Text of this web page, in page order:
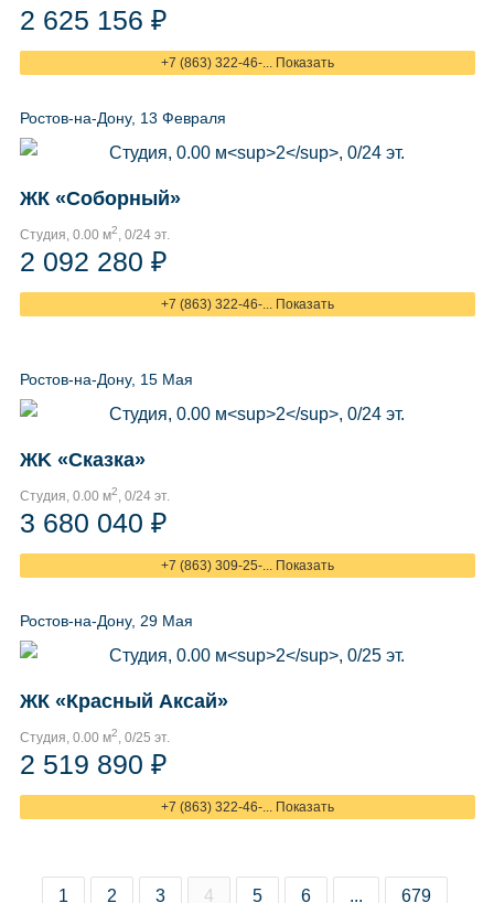
2 625 156 ₽
+7 (863) 322-46-... Показать
Ростов-на-Дону, 13 Февраля
ЖК «Соборный»
Студия, 0.00 м2, 0/24 эт.
2 092 280 ₽
+7 (863) 322-46-... Показать
Ростов-на-Дону, 15 Мая
ЖK «Сказка»
Студия, 0.00 м2, 0/24 эт.
3 680 040 ₽
+7 (863) 309-25-... Показать
Ростов-на-Дону, 29 Мая
ЖК «Красный Аксай»
Студия, 0.00 м2, 0/25 эт.
2 519 890 ₽
+7 (863) 322-46-... Показать
1 2 3 4 5 6 ... 679